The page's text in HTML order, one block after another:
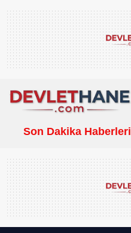
Son Dakika Haberleri